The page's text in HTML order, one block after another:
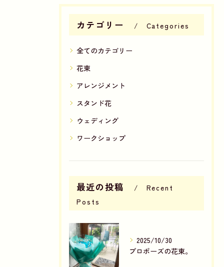
カテゴリー Categories
全てのカテゴリー
花束
アレンジメント
スタンド花
ウェディング
ワークショップ
最近の投稿
Recent
Posts
2025/10/30
プロポーズの花束。